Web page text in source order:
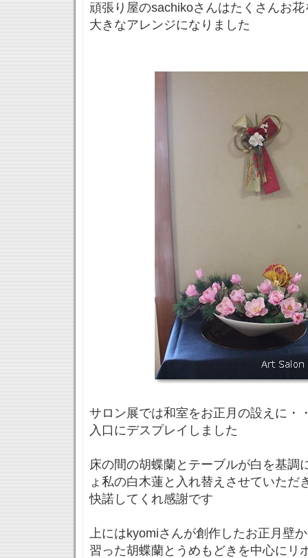
頑張り屋のsachikoさんはたくさんお花
大きなアレンジになりました
サロン展では和室をお正月の設えに・
入口にデスプレイしました
床の間の胡蝶蘭とテーブルが白を基調
ょ私の白木蓮と入れ替えさせていただ
快諾してくれ感謝です
上にはkyomiさんが創作したお正月壁
習った胡蝶蘭とうめもどきを中心にリ